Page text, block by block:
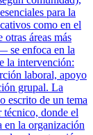
para la
como en el
áreas más
se enfoca en la
la intervención:
laboral, apoyo
grupal. La
escrito de un tema
técnico, donde el
en la organización